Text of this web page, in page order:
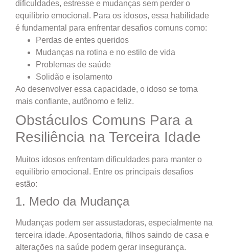
dificuldades, estresse e mudanças sem perder o
equilíbrio emocional. Para os idosos, essa habilidade
é fundamental para enfrentar desafios comuns como:
Perdas de entes queridos
Mudanças na rotina e no estilo de vida
Problemas de saúde
Solidão e isolamento
Ao desenvolver essa capacidade, o idoso se torna
mais confiante, autônomo e feliz.
Obstáculos Comuns Para a
Resiliência na Terceira Idade
Muitos idosos enfrentam dificuldades para manter o
equilíbrio emocional. Entre os principais desafios
estão:
1. Medo da Mudança
Mudanças podem ser assustadoras, especialmente na
terceira idade. Aposentadoria, filhos saindo de casa e
alterações na saúde podem gerar insegurança.